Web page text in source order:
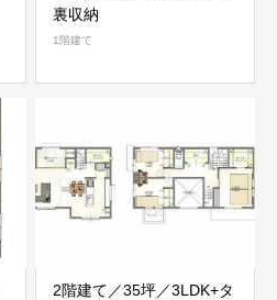
裏収納
1階建て
2階建て／35坪／3LDK+タ